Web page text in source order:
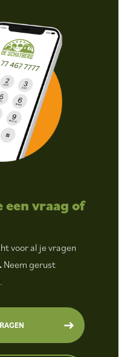
een vraag of
voor al je vragen
Neem gerust